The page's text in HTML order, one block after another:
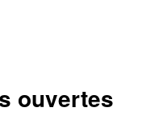
ouvertes